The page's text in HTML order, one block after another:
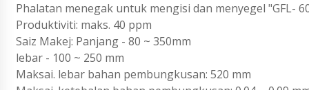
Phalatan menegak untuk mengisi dan menyegel "GFL-
Produktiviti: maks. 40 ppm
Saiz Makej: Panjang - 80 ~ 350mm
lebar - 100 ~ 250 mm
Maksai. lebar bahan pembungkusan: 520 mm